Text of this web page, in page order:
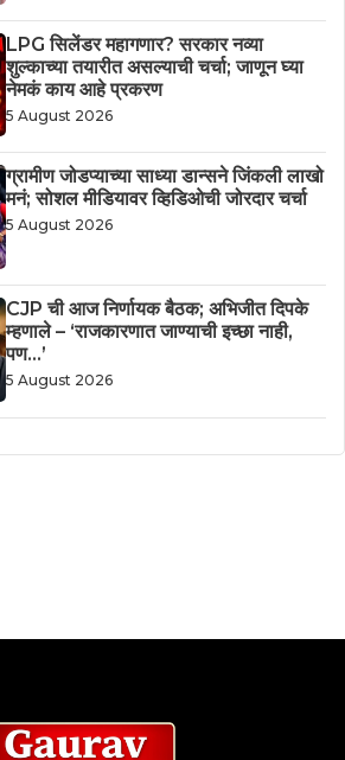
LPG सिलेंडर महागणार? सरकार नव्या
शुल्काच्या तयारीत असल्याची चर्चा; जाणून घ्या
नेमकं काय आहे प्रकरण
5 August 2026
ग्रामीण जोडप्याच्या साध्या डान्सने जिंकली लाखो
मनं; सोशल मीडियावर व्हिडिओची जोरदार चर्चा
5 August 2026
CJP ची आज निर्णायक बैठक; अभिजीत दिपके
म्हणाले – ‘राजकारणात जाण्याची इच्छा नाही,
पण…’
5 August 2026